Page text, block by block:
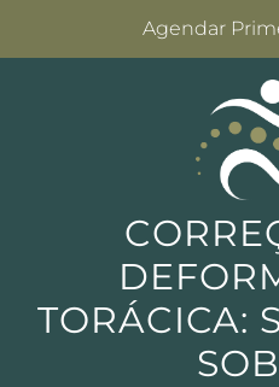
Agendar
TORÁCICA: